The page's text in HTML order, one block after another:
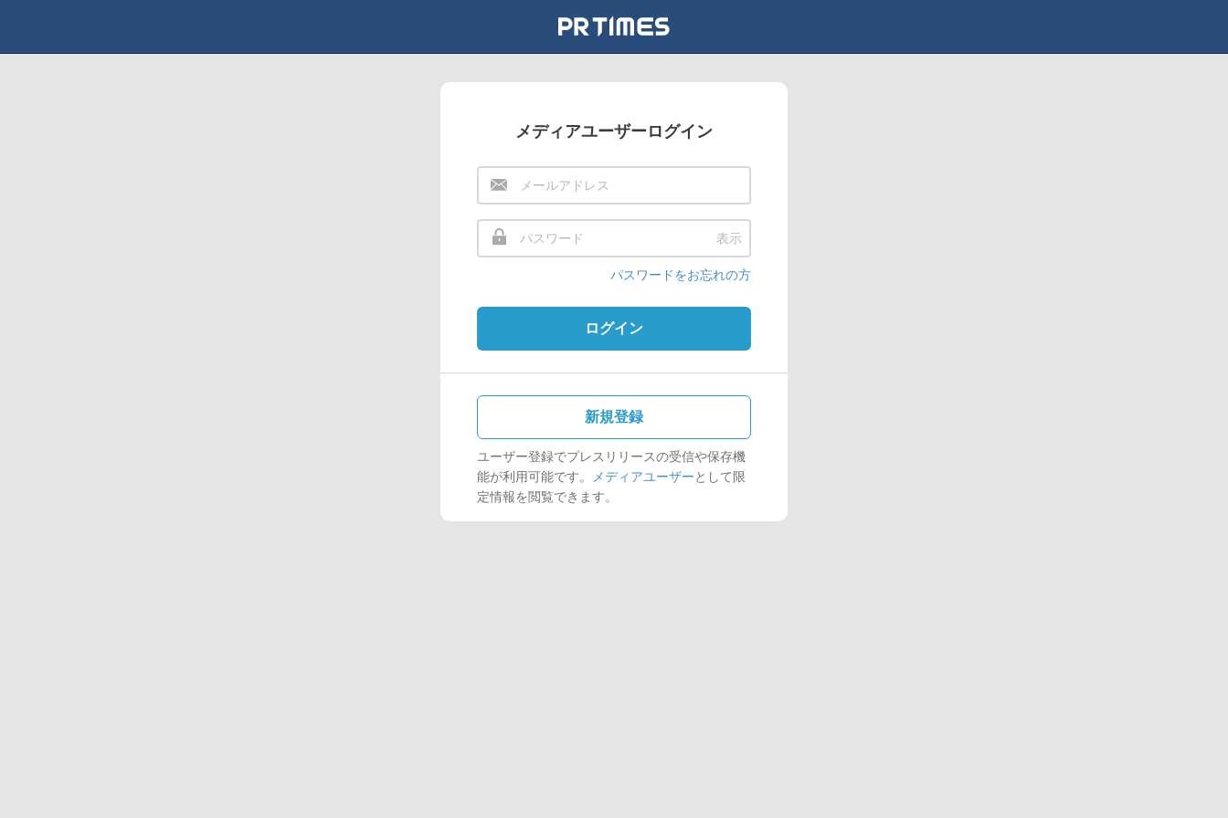
メディアユーザーログイン
表示
パスワードをお忘れの方
ログイン
新規登録
ユーザー登録でプレスリリースの受信や保存機
能が利用可能です。
メディアユーザーとして限
定情報を閲覧できます。